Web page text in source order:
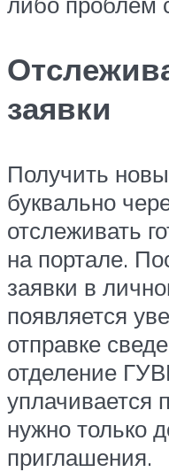
заявки
Получить
буквально
отслеживать
на портале.
заявки в
появляется
отправке
отделение
нужно только
приглашения.